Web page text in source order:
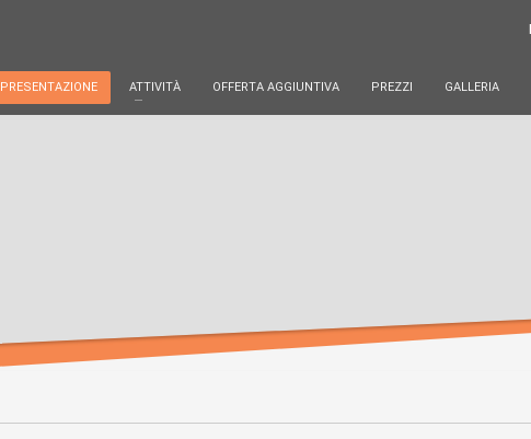
PRESENTAZIONE ATTIVITÀ OFFERTA AGGIUNTIVA PREZZI GALLERIA